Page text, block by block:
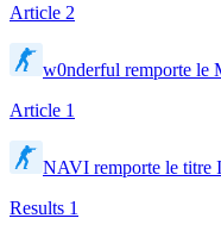
Article 2
w0nderful remporte le
Article 1
NAVI remporte le titre
Results 1